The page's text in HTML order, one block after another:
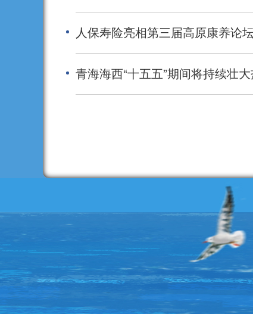
人保寿险亮相第三届高原康养论
青海海西“十五五”期间将持续壮